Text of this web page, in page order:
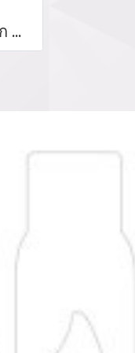
บรรจุภัณฑ์แท่งลิปสติก หลอดลิปแท่ง Lip stick package/ Lip tube สีแดงเงาฝาปิดแม่เหล็ก จำหน่ายบรรจุภัณฑ์เครื่องสำอางทุกประเภท